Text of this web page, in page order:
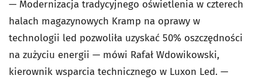
— Modernizacja tradycyjnego oświetlenia w czterech
halach magazynowych Kramp na oprawy w
technologii led pozwoliła uzyskać 50% oszczędności
na zużyciu energii — mówi Rafał Wdowikowski,
kierownik wsparcia technicznego w Luxon Led. —